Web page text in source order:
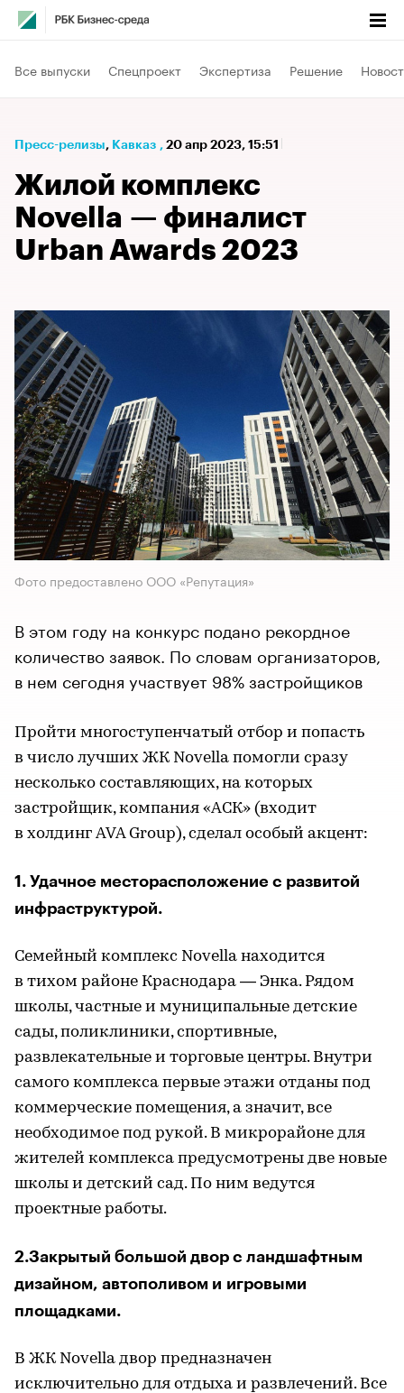
Все выпуски Спецпроект Экспертиза Решение
Пресс-релизы⁠, Кавказ , 20 апр 2023, 15:51
Жилой комплекс
Novella — финалист
Urban Awards 2023
Фото предоставлено ООО «Репутация»
В этом году на конкурс подано рекордное
количество заявок. По словам организаторов,
в нем сегодня участвует 98% застройщиков
Пройти многоступенчатый отбор и попасть
в число лучших ЖК Novella помогли сразу
несколько составляющих, на которых
застройщик, компания «АСК» (входит
в холдинг AVA Group), сделал особый акцент:
1. Удачное месторасположение с развитой
инфраструктурой.
Семейный комплекс Novella находится
в тихом районе Краснодара — Энка. Рядом
школы, частные и муниципальные детские
сады, поликлиники, спортивные,
развлекательные и торговые центры. Внутри
самого комплекса первые этажи отданы под
коммерческие помещения, а значит, все
необходимое под рукой. В микрорайоне для
жителей комплекса предусмотрены две новые
школы и детский сад. По ним ведутся
проектные работы.
2.Закрытый большой двор с ландшафтным
дизайном, автополивом и игровыми
площадками.
В ЖК Novella двор предназначен
исключительно для отдыха и развлечений. Все